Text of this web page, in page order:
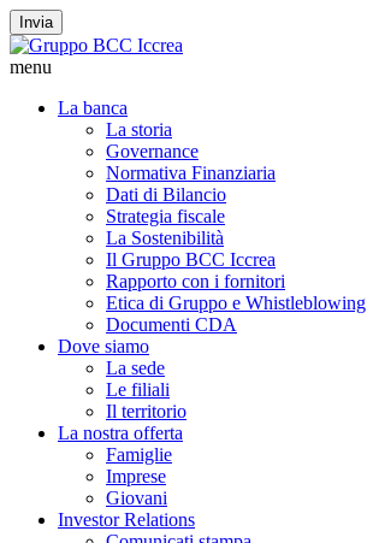
Invia
menu
La banca
La storia
Governance
Normativa Finanziaria
Dati di Bilancio
Strategia fiscale
La Sostenibilità
Il Gruppo BCC Iccrea
Rapporto con i fornitori
Etica di Gruppo e Whistleblowing
Documenti CDA
Dove siamo
La sede
Le filiali
Il territorio
La nostra offerta
Famiglie
Imprese
Giovani
Investor Relations